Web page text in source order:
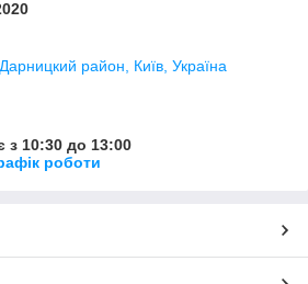
район, Київ, Україна
з 10:30 до 13:00
роботи